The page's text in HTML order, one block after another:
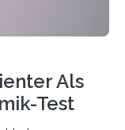
Als
Test